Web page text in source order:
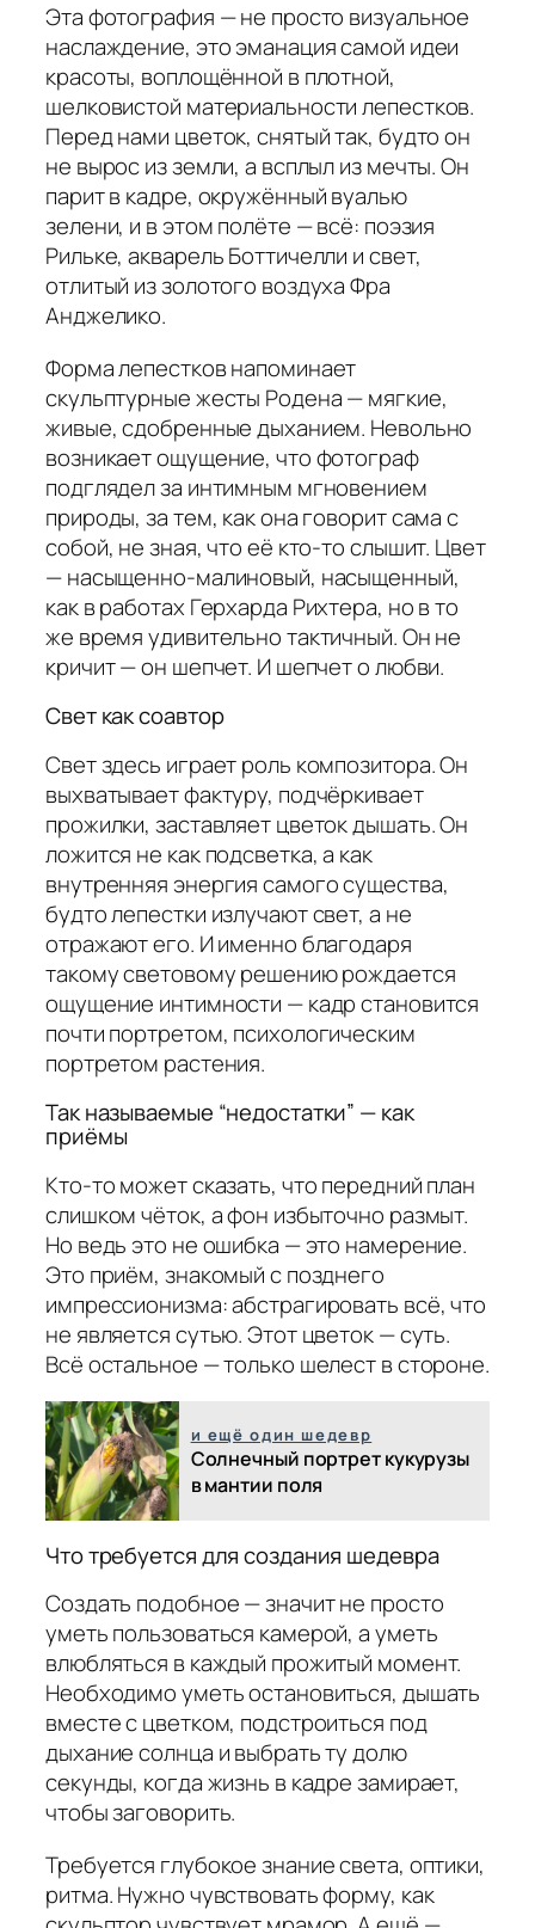
Эта фотография — не просто визуальное
наслаждение, это эманация самой идеи
красоты, воплощённой в плотной,
шелковистой материальности лепестков.
Перед нами цветок, снятый так, будто он
не вырос из земли, а всплыл из мечты. Он
парит в кадре, окружённый вуалью
зелени, и в этом полёте — всё: поэзия
Рильке, акварель Боттичелли и свет,
отлитый из золотого воздуха Фра
Анджелико.
Форма лепестков напоминает
скульптурные жесты Родена — мягкие,
живые, сдобренные дыханием. Невольно
возникает ощущение, что фотограф
подглядел за интимным мгновением
природы, за тем, как она говорит сама с
собой, не зная, что её кто-то слышит. Цвет
— насыщенно-малиновый, насыщенный,
как в работах Герхарда Рихтера, но в то
же время удивительно тактичный. Он не
кричит — он шепчет. И шепчет о любви.
Свет как соавтор
Свет здесь играет роль композитора. Он
выхватывает фактуру, подчёркивает
прожилки, заставляет цветок дышать. Он
ложится не как подсветка, а как
внутренняя энергия самого существа,
будто лепестки излучают свет, а не
отражают его. И именно благодаря
такому световому решению рождается
ощущение интимности — кадр становится
почти портретом, психологическим
портретом растения.
Так называемые “недостатки” — как
приёмы
Кто-то может сказать, что передний план
слишком чёток, а фон избыточно размыт.
Но ведь это не ошибка — это намерение.
Это приём, знакомый с позднего
импрессионизма: абстрагировать всё, что
не является сутью. Этот цветок — суть.
Всё остальное — только шелест в стороне.
и ещё один шедевр
Солнечный портрет кукурузы
в мантии поля
Что требуется для создания шедевра
Создать подобное — значит не просто
уметь пользоваться камерой, а уметь
влюбляться в каждый прожитый момент.
Необходимо уметь остановиться, дышать
вместе с цветком, подстроиться под
дыхание солнца и выбрать ту долю
секунды, когда жизнь в кадре замирает,
чтобы заговорить.
Требуется глубокое знание света, оптики,
ритма. Нужно чувствовать форму, как